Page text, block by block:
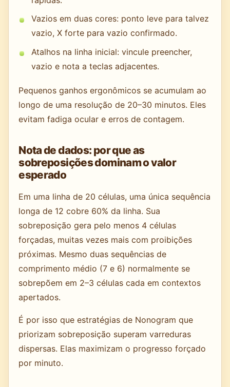
Vazios em duas cores: ponto leve para talvez
vazio, X forte para vazio confirmado.
Atalhos na linha inicial: vincule preencher,
vazio e nota a teclas adjacentes.
Pequenos ganhos ergonômicos se acumulam ao
longo de uma resolução de 20–30 minutos. Eles
evitam fadiga ocular e erros de contagem.
Nota de dados: por que as
sobreposições dominam o valor
esperado
Em uma linha de 20 células, uma única sequência
longa de 12 cobre 60% da linha. Sua
sobreposição gera pelo menos 4 células
forçadas, muitas vezes mais com proibições
próximas. Mesmo duas sequências de
comprimento médio (7 e 6) normalmente se
sobrepõem em 2–3 células cada em contextos
apertados.
É por isso que estratégias de Nonogram que
priorizam sobreposição superam varreduras
dispersas. Elas maximizam o progresso forçado
por minuto.